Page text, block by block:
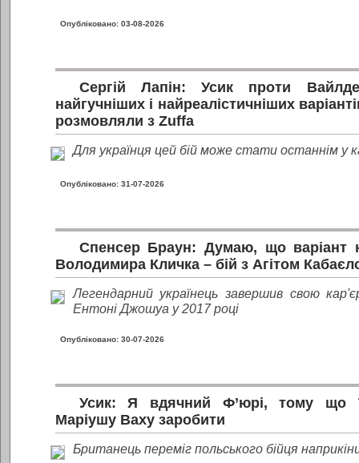
Опубліковано: 03-08-2026
Сергій Лапін: Усик проти
найгучніших і найреалістичніших
розмовляли з Zuffa
Для українця цей бій може стати останнім у
Опубліковано: 31-07-2026
Спенсер Браун: Думаю, що варіант
Володимира Кличка – бій з Агітом
Легендарний українець завершив свою
Ентоні Джошуа у 2017 році
Опубліковано: 30-07-2026
Усик: Я вдячний Ф’юрі, тому що
Маріушу Ваху заробити
Британець переміг польського бійця